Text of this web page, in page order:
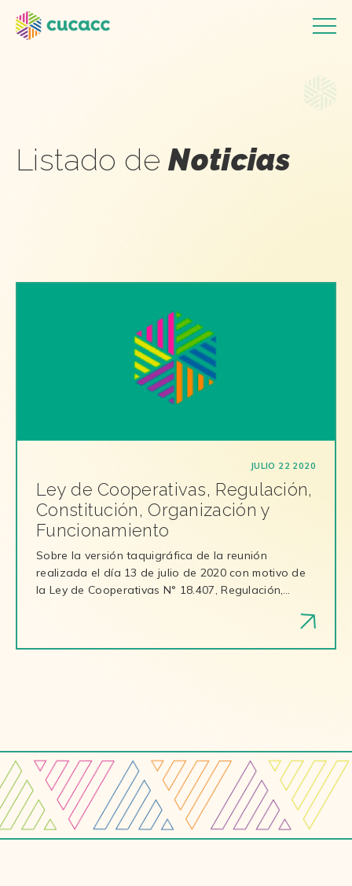
Listado deNoticias
JULIO 22 2020
Ley de Cooperativas, Regulación,
Constitución, Organización y
Funcionamiento
Sobre la versión taquigráfica de la reunión
realizada el día 13 de julio de 2020 con motivo de
la Ley de Cooperativas N° 18.407, Regulación,…